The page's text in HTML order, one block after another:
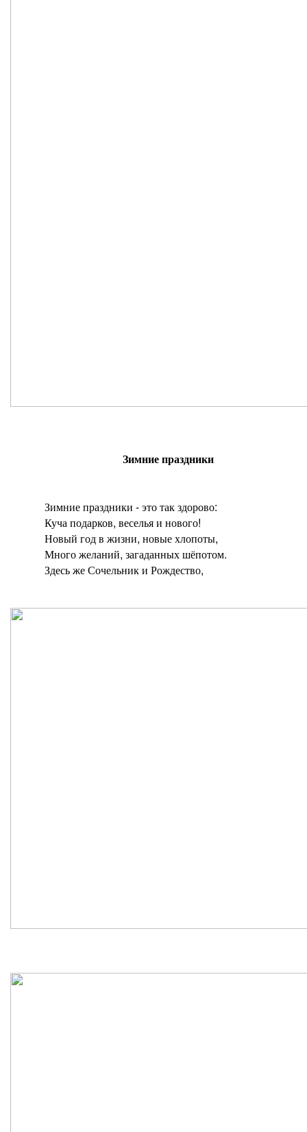
Зимние праздники
Зимние праздники - это так здорово:
Куча подарков, веселья и нового!
Новый год в жизни, новые хлопоты,
Много желаний, загаданных шёпотом.
Здесь же Сочельник и Рождество,